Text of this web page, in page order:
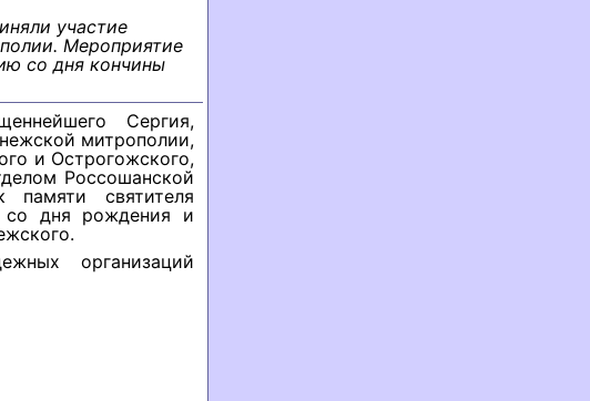
участие
Мероприятие
со дня кончины
Сергия,
митрополии,
и Острогожского,
Россошанской
святителя
со дня рождения и
организаций